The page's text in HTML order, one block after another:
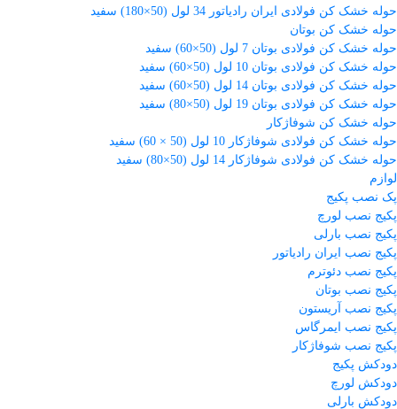
حوله خشک کن فولادی ایران رادیاتور 34 لول (50×180) سفید
حوله خشک کن بوتان
حوله خشک کن فولادی بوتان 7 لول (50×60) سفید
حوله خشک کن فولادی بوتان 10 لول (50×60) سفید
حوله خشک کن فولادی بوتان 14 لول (50×60) سفید
حوله خشک کن فولادی بوتان 19 لول (50×80) سفید
حوله خشک کن شوفاژکار
حوله خشک کن فولادی شوفاژکار 10 لول (50 × 60) سفید
حوله خشک کن فولادی شوفاژکار 14 لول (50×80) سفید
لوازم
پک نصب پکیج
پکیج نصب لورچ
پکیج نصب بارلی
پکیج نصب ایران رادیاتور
پکیج نصب دئوترم
پکیج نصب بوتان
پکیج نصب آریستون
پکیج نصب ایمرگاس
پکیج نصب شوفاژکار
دودکش پکیج
دودکش لورچ
دودکش بارلی